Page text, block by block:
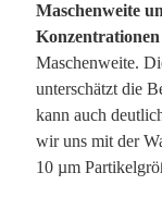
Maschenweite
Konzentrationen
Maschenweite.
unterschätzt die
kann auch
wir uns mit der
10 µm